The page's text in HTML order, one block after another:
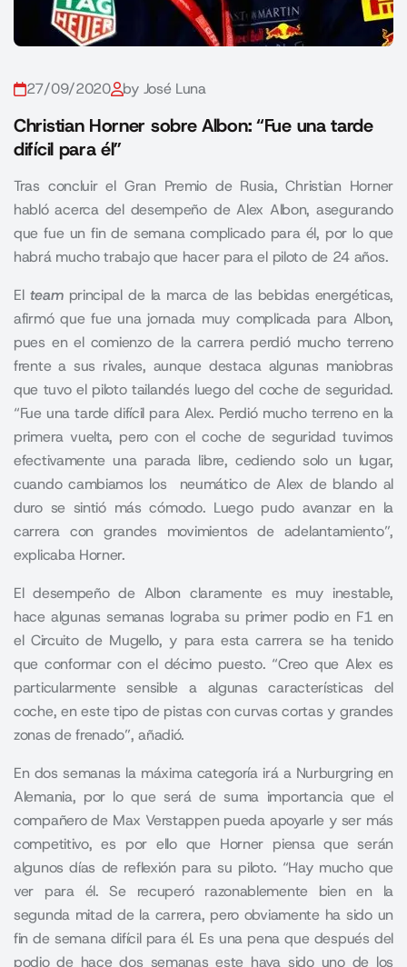
27/09/2020 by José Luna
Christian Horner sobre Albon: “Fue una tarde
difícil para él”
Tras concluir el Gran Premio de Rusia, Christian Horner
habló acerca del desempeño de Alex Albon, asegurando
que fue un fin de semana complicado para él, por lo que
habrá mucho trabajo que hacer para el piloto de 24 años.
El teamprincipal de la marca de las bebidas energéticas,
afirmó que fue una jornada muy complicada para Albon,
pues en el comienzo de la carrera perdió mucho terreno
frente a sus rivales, aunque destaca algunas maniobras
que tuvo el piloto tailandés luego del coche de seguridad.
“Fue una tarde difícil para Alex. Perdió mucho terreno en la
primera vuelta, pero con el coche de seguridad tuvimos
efectivamente una parada libre, cediendo solo un lugar,
cuando cambiamos los neumático de Alex de blando al
duro se sintió más cómodo. Luego pudo avanzar en la
carrera con grandes movimientos de adelantamiento”,
explicaba Horner.
El desempeño de Albon claramente es muy inestable,
hace algunas semanas lograba su primer podio en F1 en
el Circuito de Mugello, y para esta carrera se ha tenido
que conformar con el décimo puesto. “Creo que Alex es
particularmente sensible a algunas características del
coche, en este tipo de pistas con curvas cortas y grandes
zonas de frenado”, añadió.
En dos semanas la máxima categoría irá a Nurburgring en
Alemania, por lo que será de suma importancia que el
compañero de Max Verstappen pueda apoyarle y ser más
competitivo, es por ello que Horner piensa que serán
algunos días de reflexión para su piloto. “Hay mucho que
ver para él. Se recuperó razonablemente bien en la
segunda mitad de la carrera, pero obviamente ha sido un
fin de semana difícil para él. Es una pena que después del
podio de hace dos semanas este haya sido uno de los